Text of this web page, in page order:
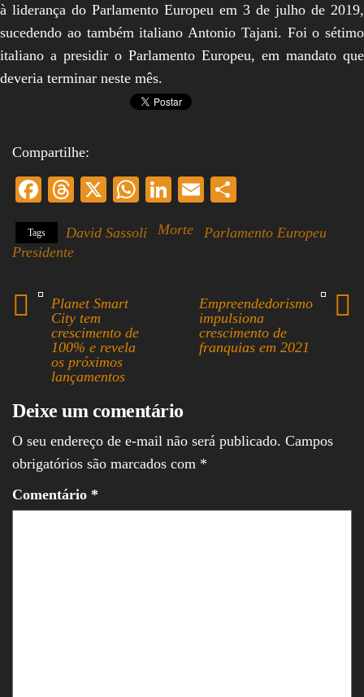
à liderança do Parlamento Europeu em 3 de julho de 2019,
sucedendo ao também italiano Antonio Tajani. Foi o sétimo
italiano a presidir o Parlamento Europeu, em mandato que
deveria terminar neste mês.
Compartilhe:
Fa
ce
bo
T
ea
X
W
ts
Li
ed
E
ail re
Tags David Sassoli Morte
Parlamento Europeu
Presidente
Planet Smart
City tem
crescimento de
100% e revela
os próximos
lançamentos
Empreendedorismo
impulsiona
crescimento de
franquias em 2021
Deixe um comentário
O seu endereço de e-mail não será publicado. Campos
obrigatórios são marcados com *
Comentário *